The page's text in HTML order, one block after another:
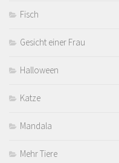
Fisch
Gesicht einer Frau
Halloween
Katze
Mandala
Mehr Tiere